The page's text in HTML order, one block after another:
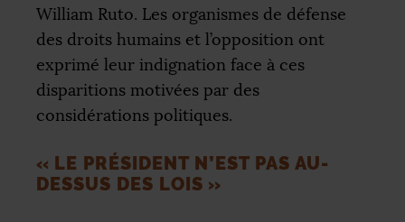
William Ruto. Les organismes de défense
des droits humains et l’opposition ont
exprimé leur indignation face à ces
disparitions motivées par des
considérations politiques.
« LE PRÉSIDENT N’EST PAS AU-
DESSUS DES LOIS »